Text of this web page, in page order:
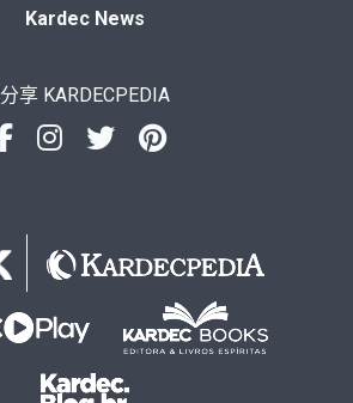
Kardec News
分享 KARDECPEDIA